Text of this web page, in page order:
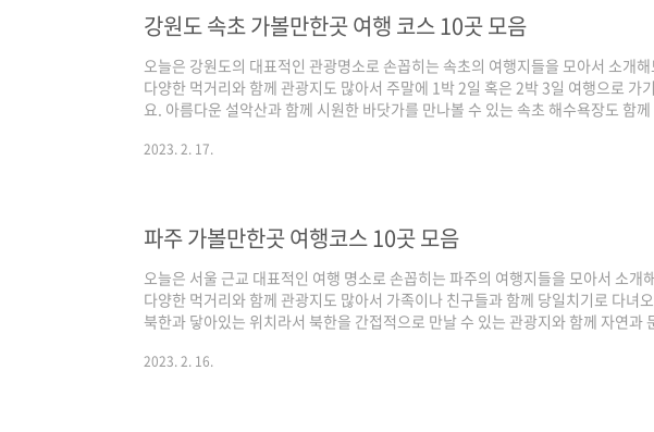
강원도 속초 가볼만한곳 여행 코스 10곳 모음
오늘은 강원도의 대표적인 관광명소로 손꼽히는 속초의 여행지들을 모아서 소개
다양한 먹거리와 함께 관광지도 많아서 주말에 1박 2일 혹은 2박 3일 여행으로 가
요. 아름다운 설악산과 함께 시원한 바닷가를 만나볼 수 있는 속초 해수욕장도 함
인 네이버(50%)를 비롯해 구글과 다음의 플레이스 순위를 반영하여 선정하였으며,
2023. 2. 17.
파주 가볼만한곳 여행코스 10곳 모음
오늘은 서울 근교 대표적인 여행 명소로 손꼽히는 파주의 여행지들을 모아서 소개
다양한 먹거리와 함께 관광지도 많아서 가족이나 친구들과 함께 당일치기로 다녀
북한과 닿아있는 위치라서 북한을 간접적으로 만날 수 있는 관광지와 함께 자연과
면 좋을 거 같습니다. 기본적인 선정 기준은 3대 검색 포털인 네이버(50%)를 비롯
2023. 2. 16.